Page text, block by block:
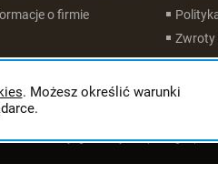
. Możesz określić warunki
o firmie
Zwroty
Styl graficzny ShopGadget.pl